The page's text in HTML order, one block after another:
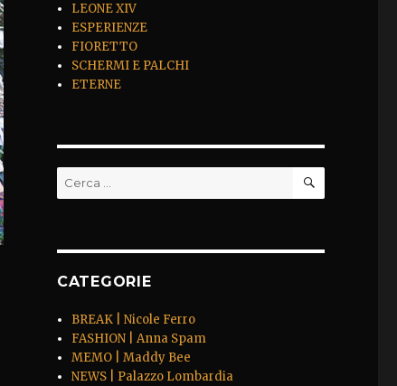
LEONE XIV
ESPERIENZE
FIORETTO
SCHERMI E PALCHI
ETERNE
Cerca: CERCA
CATEGORIE
BREAK | Nicole Ferro
FASHION | Anna Spam
MEMO | Maddy Bee
NEWS | Palazzo Lombardia